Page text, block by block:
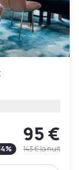
95 €
% 143 €la nuit